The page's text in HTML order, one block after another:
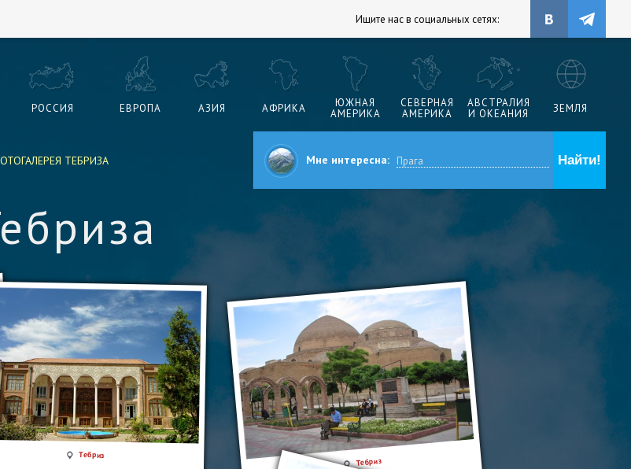
Ищите нас в социальных сетях:
РОССИЯ ЕВРОПА АЗИЯ АФРИКА
ЮЖНАЯ
АМЕРИКА
СЕВЕРНАЯ
АМЕРИКА
АВСТРАЛИЯ
И ОКЕАНИЯ
ЗЕМЛЯ
ТЕБРИЗА Мне интересна:
Тебриз
Тебриз